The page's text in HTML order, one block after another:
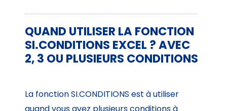
QUAND UTILISER LA FONCTION
SI.CONDITIONS EXCEL ? AVEC
2, 3 OU PLUSIEURS CONDITIONS
La fonction SI.CONDITIONS est à utiliser